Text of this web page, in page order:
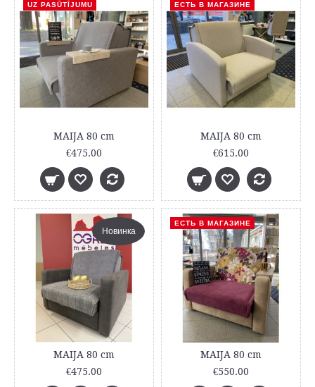
UZ PASŪTĪJUMU
MAIJA 80 cm
€475.00
ЕСТЬ В МАГАЗИНЕ
MAIJA 80 cm
€615.00
Новинка
MAIJA 80 cm
€475.00
ЕСТЬ В МАГАЗИНЕ
MAIJA 80 cm
€550.00